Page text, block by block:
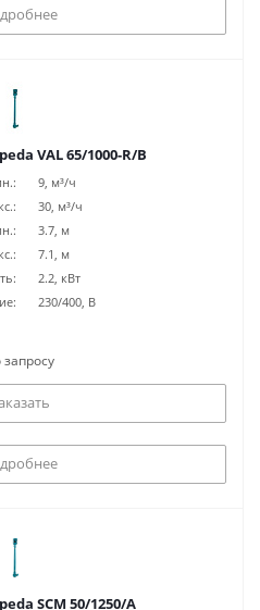
VAL 65/1000-R/B
9, м³/ч
30, м³/ч
3.7, м
7.1, м
2.2, кВт
230/400, В
запросу
SCM 50/1250/A